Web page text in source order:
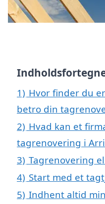
1) Hvor finder du
betro din
2) Hvad kan et
tagrenovering i
3) Tagrenovering
4) Start med et
5) Indhent altid